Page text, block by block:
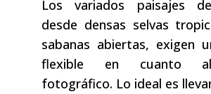
Los variados paisajes
desde densas selvas
sabanas abiertas, exigen
flexible en cuanto
fotográfico. Lo ideal es